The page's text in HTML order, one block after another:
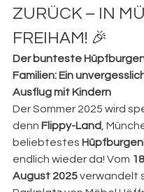
ZURÜCK – IN
FREIHAM! 🎉
Der bunteste
Familien: Ein
Ausflug mit Kindern
Der Sommer 2025 wird
denn Flippy-Land ,
beliebtestes
endlich wieder da! Vom
August 2025 verwandelt